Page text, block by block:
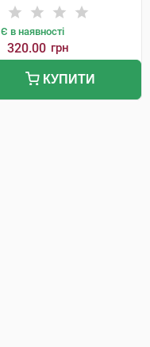
Є в наявності
320.00 грн
КУПИТИ